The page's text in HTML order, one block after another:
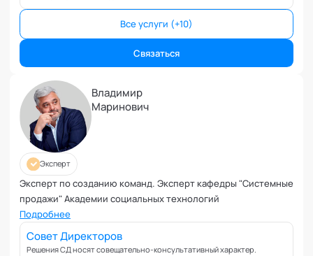
Маркетинговые и PR коммуникации
Международные коммуникации
Наставничество
Невроз
Обучение и образовательные программы
Ораторское искусство
Организация и проведение переговоров
Оргконсультирование
Осознанность
Отношения в паре
Отношения с родителями
Все услуги (+10)
Связаться
Владимир
Маринович
Эксперт
Эксперт по созданию команд. Эксперт кафедры "Системные
продажи" Академии социальных технологий
Подробнее
Совет Директоров
Решения СД носят совещательно-консультативный характер.